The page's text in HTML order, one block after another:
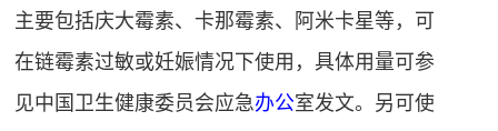
主要包括庆大霉素、卡那霉素、阿米卡星等，可
在链霉素过敏或妊娠情况下使用，具体用量可参
见中国卫生健康委员会应急办公室发文。另可使